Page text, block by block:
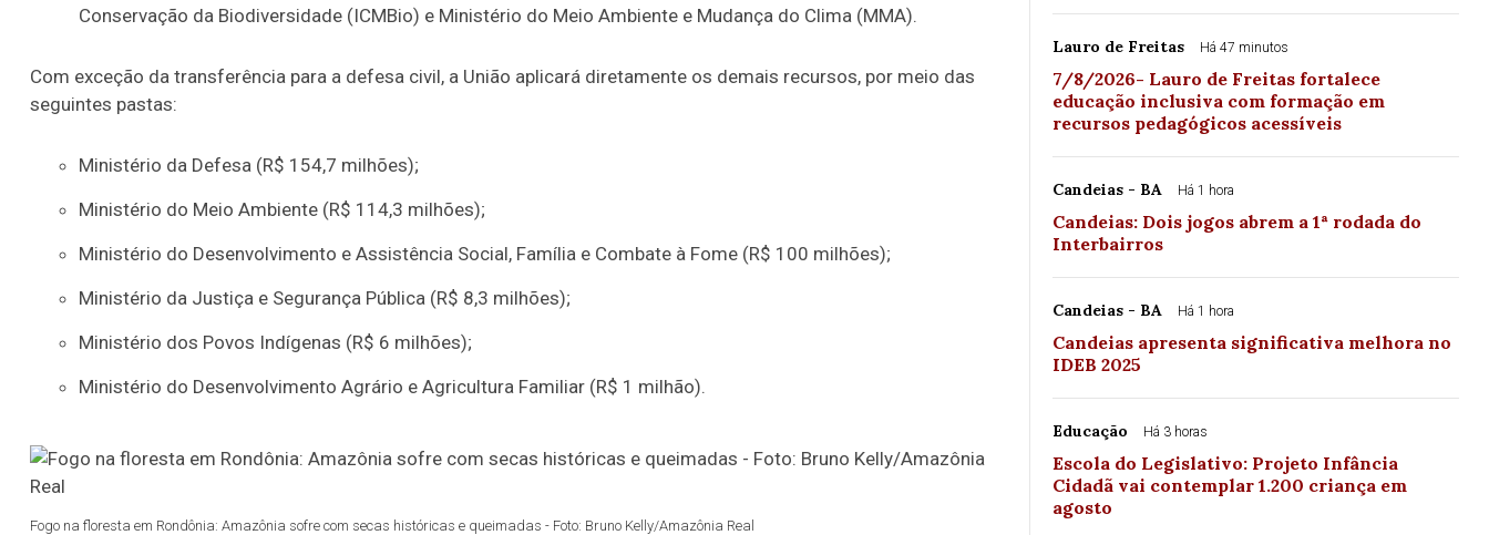
Conservação da Biodiversidade (ICMBio) e Ministério do Meio Ambiente e Mudança do Clima (MMA).
Com exceção da transferência para a defesa civil, a União aplicará diretamente os demais recursos, por meio das
seguintes pastas:
Ministério da Defesa (R$ 154,7 milhões);
Ministério do Meio Ambiente (R$ 114,3 milhões);
Ministério do Desenvolvimento e Assistência Social, Família e Combate à Fome (R$ 100 milhões);
Ministério da Justiça e Segurança Pública (R$ 8,3 milhões);
Ministério dos Povos Indígenas (R$ 6 milhões);
Ministério do Desenvolvimento Agrário e Agricultura Familiar (R$ 1 milhão).
Fogo na floresta em Rondônia: Amazônia sofre com secas históricas e queimadas - Foto: Bruno Kelly/Amazônia Real
Lauro de Freitas Há 47 minutos
7/8/2026- Lauro de Freitas fortalece
educação inclusiva com formação em
recursos pedagógicos acessíveis
Candeias - BA Há 1 hora
Candeias: Dois jogos abrem a 1ª rodada do
Interbairros
Candeias - BA Há 1 hora
Candeias apresenta significativa melhora no
IDEB 2025
Educação Há 3 horas
Escola do Legislativo: Projeto Infância
Cidadã vai contemplar 1.200 criança em
agosto